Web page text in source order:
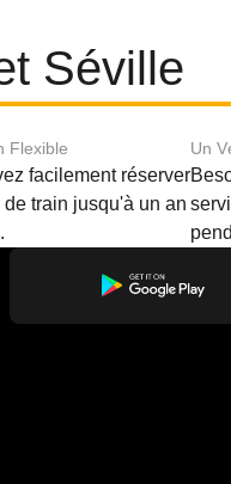
Séville
Flexible
facilement réserver
train jusqu'à un an
Un